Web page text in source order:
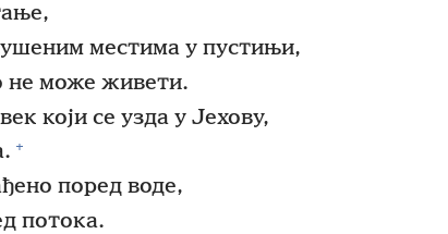
местима у пустињи,
не може живети.
који се узда у Јехову,
+
поред воде,
потока.